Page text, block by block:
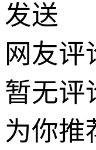
发送
网友
暂无评
为你推